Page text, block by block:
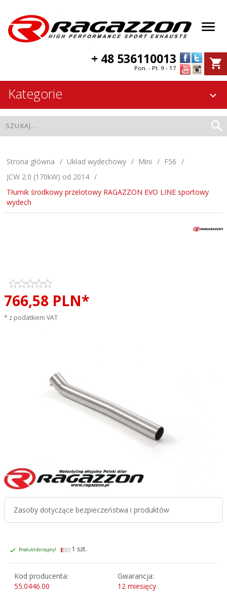
+ 48 536110013
Pon. - Pt. 9 - 17
Kategorie
Strona główna Układ wydechowy Mini
F56
JCW 2.0 (170kW) od 2014
Tłumik środkowy przelotowy RAGAZZON EVO LINE sportowy
wydech
766,58 PLN*
* z podatkiem VAT
Zasoby dotyczące bezpieczeństwa i produktów
Produkt dostępny! 1 szt.
Kod producenta:
55.0446.00
Gwarancja:
12 miesięcy